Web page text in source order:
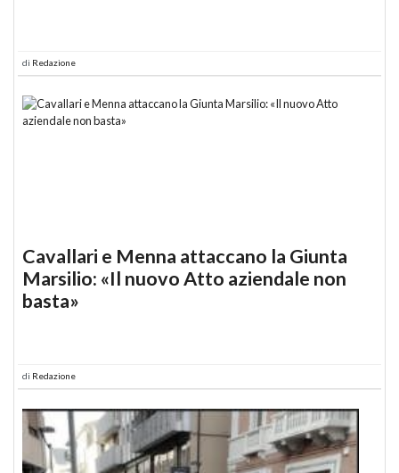
di Redazione
Cavallari e Menna attaccano la Giunta
Marsilio: «Il nuovo Atto aziendale non
basta»
di Redazione